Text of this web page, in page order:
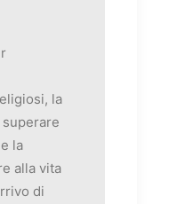
la
la
alla vita
di